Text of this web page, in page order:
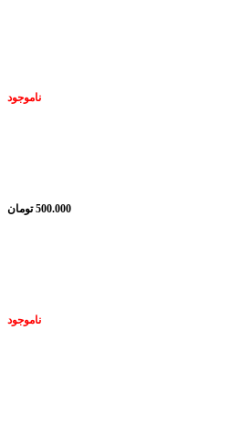
ناموجود
500.000 تومان
ناموجود